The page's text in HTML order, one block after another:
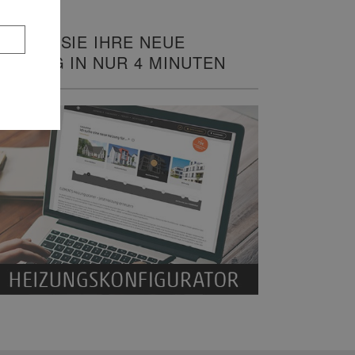
SIE IHRE NEUE
HEIZUNG IN NUR 4 MINUTEN